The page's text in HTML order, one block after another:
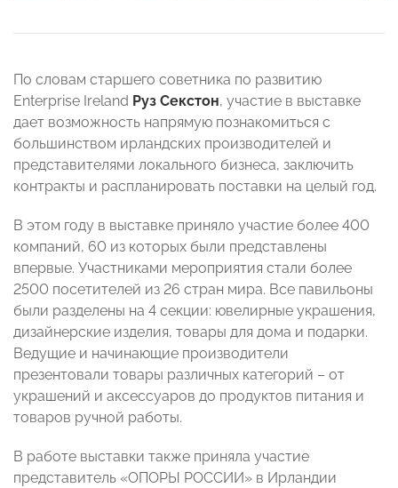
По словам старшего советника по развитию
Enterprise Ireland Руз Секстон, участие в выставке
дает возможность напрямую познакомиться с
большинством ирландских производителей и
представителями локального бизнеса, заключить
контракты и распланировать поставки на целый год.
В этом году в выставке приняло участие более 400
компаний, 60 из которых были представлены
впервые. Участниками мероприятия стали более
2500 посетителей из 26 стран мира. Все павильоны
были разделены на 4 секции: ювелирные украшения,
дизайнерские изделия, товары для дома и подарки.
Ведущие и начинающие производители
презентовали товары различных категорий – от
украшений и аксессуаров до продуктов питания и
товаров ручной работы.
В работе выставки также приняла участие
представитель «ОПОРЫ РОССИИ» в Ирландии